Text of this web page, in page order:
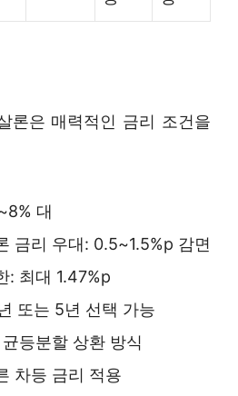
론은 매력적인 금리 조건을
대
금리 우대: 0.5~1.5%p 감면
: 최대 1.47%p
또는 5년 선택 가능
등분할 상환 방식
차등 금리 적용